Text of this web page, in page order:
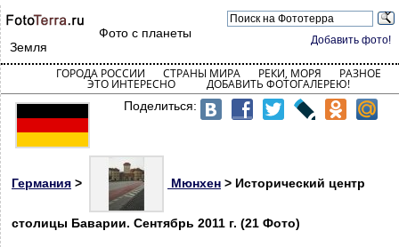
Добавить фото!
Фото с планеты
Земля
ГОРОДА РОССИИ СТРАНЫ МИРА РЕКИ, МОРЯ РАЗНОЕ
ЭТО ИНТЕРЕСНО ДОБАВИТЬ ФОТОГАЛЕРЕЮ!
Поделиться:
Германия > Мюнхен > Исторический центр
столицы Баварии. Сентябрь 2011 г. (21 Фото)